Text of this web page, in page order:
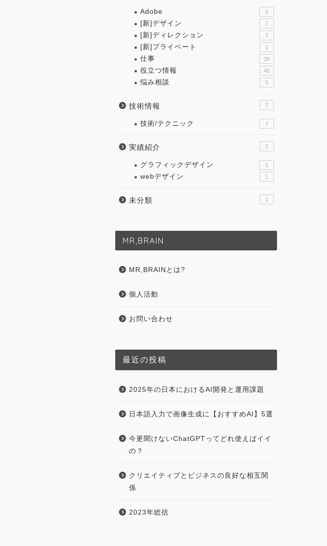
Adobe 3
[新]デザイン 7
[新]ディレクション 7
[新]プライベート 1
仕事 26
役立つ情報 45
悩み相談 5
技術情報 7
技術/テクニック 7
実績紹介 2
グラフィックデザイン 1
webデザイン 1
未分類 1
MR,BRAIN
MR,BRAINとは?
個人活動
お問い合わせ
最近の投稿
2025年の日本におけるAI開発と運用課題
日本語入力で画像生成に【おすすめAI】5選
今更聞けないChatGPTってどれ使えばイイ
の？
クリエイティブとビジネスの良好な相互関
係
2023年総括